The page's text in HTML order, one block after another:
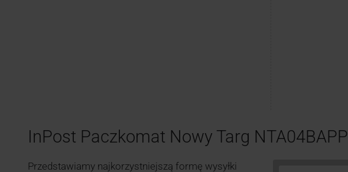
InPost Paczkomat Nowy Targ NTA04BAPP
Przedstawiamy najkorzystniejszą formę wysyłki